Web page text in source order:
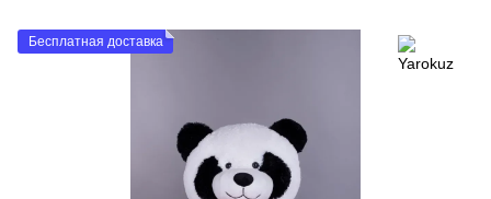
Бесплатная доставка